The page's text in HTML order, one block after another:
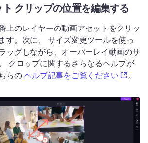
クリップの位置を編集する
上のレイヤーの動画アセットをクリッ
す。 次に、 サイズ変更ツールを使っ
ッグしながら、オーバーレイ動画のサ
クロップに関するさらなるヘルプが
らの ヘルプ記事をご覧ください 。